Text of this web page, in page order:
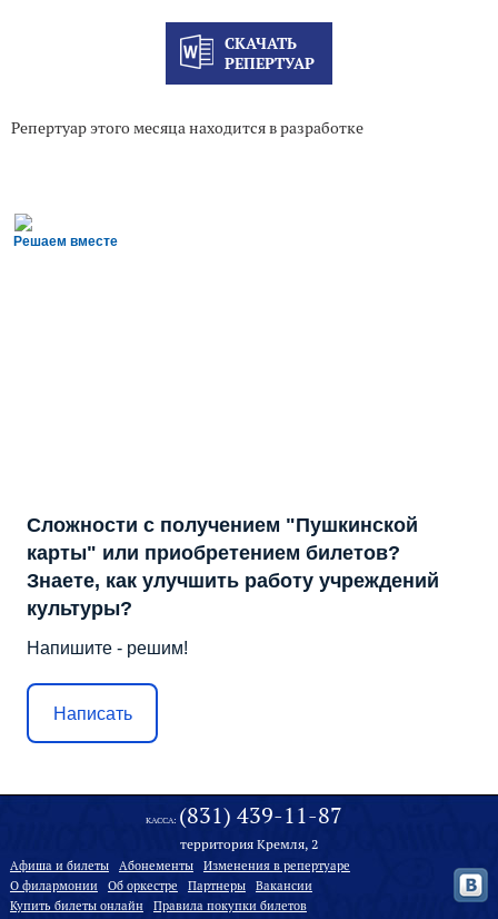
СКАЧАТЬ
РЕПЕРТУАР
Репертуар этого месяца находится в разработке
Решаем вместе
Сложности с получением "Пушкинской
карты" или приобретением билетов?
Знаете, как улучшить работу учреждений
культуры?
Напишите - решим!
Написать
КАССА: (831) 439-11-87
территория Кремля, 2
Афиша и билеты Абонементы
Изменения в репертуаре
О филармонии
Oб оркестре Партнеры
Вакансии
Купить билеты онлайн
Правила покупки билетов